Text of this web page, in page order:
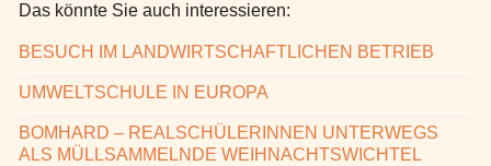
Das könnte Sie auch interessieren:
BESUCH IM LANDWIRTSCHAFTLICHEN BETRIEB
UMWELTSCHULE IN EUROPA
BOMHARD – REALSCHÜLERINNEN UNTERWEGS
ALS MÜLLSAMMELNDE WEIHNACHTSWICHTEL